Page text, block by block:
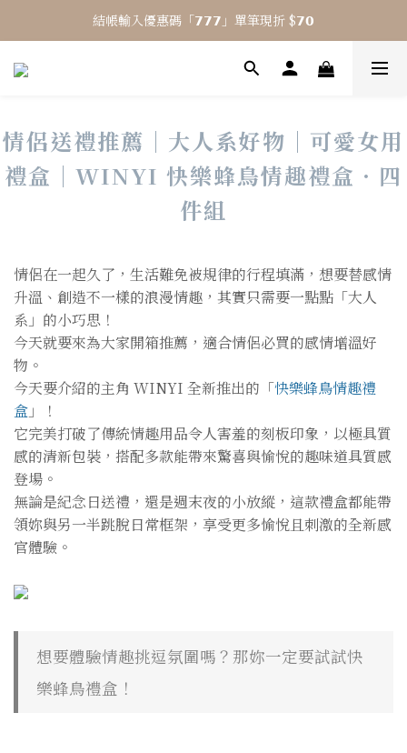
⎯ 𝟴 月活動 WINYI 七夕愉悅月⎯
結帳輸入優惠碼「𝟳𝟳𝟳」單筆現折 $𝟳𝟬
⎯ 𝟴 月活動 WINYI 七夕愉悅月⎯
情侶送禮推薦｜大人系好物｜可愛女用
禮盒｜WINYI 快樂蜂鳥情趣禮盒．四
件組
情侶在一起久了，生活難免被規律的行程填滿，想要替感情
升溫、創造不一樣的浪漫情趣，其實只需要一點點「大人
系」的小巧思！
今天就要來為大家開箱推薦，適合情侶必買的感情增溫好
物。
今天要介紹的主角 WINYI 全新推出的「快樂蜂鳥情趣禮
盒 」！
它完美打破了傳統情趣用品令人害羞的刻板印象，以極具質
感的清新包裝，搭配多款能帶來驚喜與愉悅的趣味道具質感
登場。
無論是紀念日送禮，還是週末夜的小放縱，這款禮盒都能帶
領妳與另一半跳脫日常框架，享受更多愉悅且刺激的全新感
官體驗。
想要體驗情趣挑逗氛圍嗎？那妳一定要試試快
樂蜂鳥禮盒！